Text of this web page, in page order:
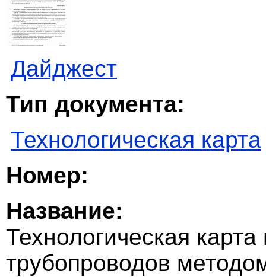
Дайджест
Тип документа:
Технологическая карта
Номер:
Название:
Технологическая
трубопроводов